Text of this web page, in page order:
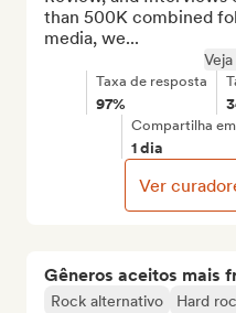
Gêneros aceitos mais
Rock alternativo Hard
than 500K combined
media, we...
Taxa de resposta
97%
Compartilha em
1 dia
Ver